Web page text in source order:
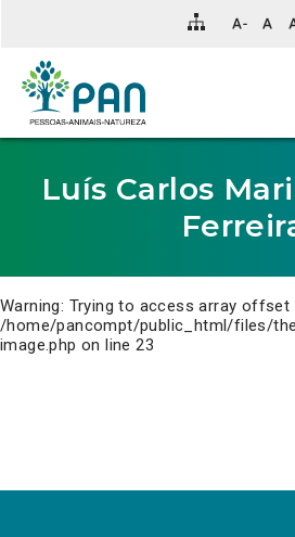
para
conteúdo
principal
da
Luís Carlos
Warning: Trying to access array
/home/pancompt/public_html/files/
image.php on line23